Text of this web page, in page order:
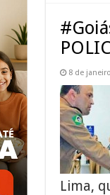
8 de
Lima,